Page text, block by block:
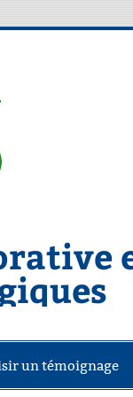
un témoignage